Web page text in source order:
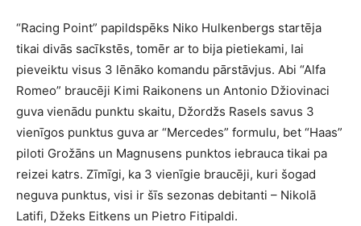
“Racing Point” papildspēks Niko Hulkenbergs startēja
tikai divās sacīkstēs, tomēr ar to bija pietiekami, lai
pieveiktu visus 3 lēnāko komandu pārstāvjus. Abi “Alfa
Romeo” braucēji Kimi Raikonens un Antonio Džiovinaci
guva vienādu punktu skaitu, Džordžs Rasels savus 3
vienīgos punktus guva ar “Mercedes” formulu, bet “Haas”
piloti Grožāns un Magnusens punktos iebrauca tikai pa
reizei katrs. Zīmīgi, ka 3 vienīgie braucēji, kuri šogad
neguva punktus, visi ir šīs sezonas debitanti – Nikolā
Latifi, Džeks Eitkens un Pietro Fitipaldi.